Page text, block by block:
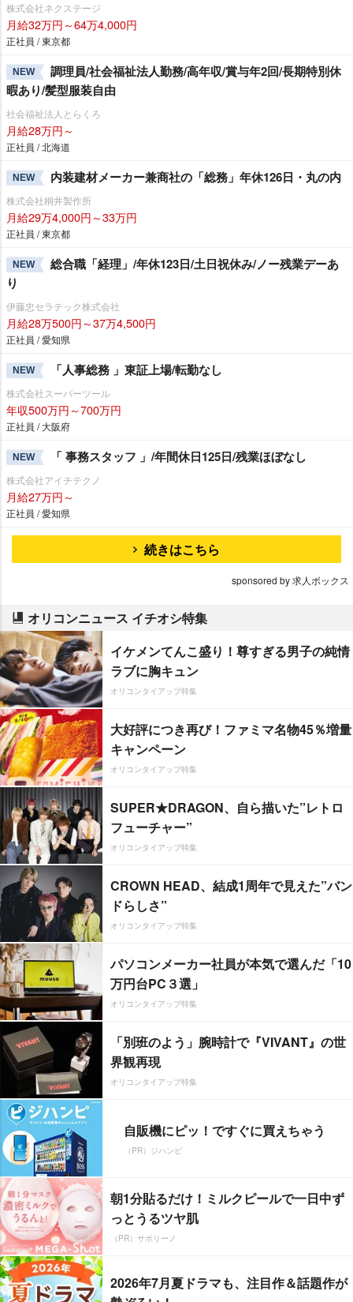
株式会社ネクステージ
月給32万円～64万4,000円
正社員 / 東京都
NEW
調理員/社会福祉法人勤務/高年収/賞与年2回/長期特別休
暇あり/髪型服装自由
社会福祉法人とらくろ
月給28万円～
正社員 / 北海道
NEW 内装建材メーカー兼商社の「総務」年休126日・丸の内
株式会社桐井製作所
月給29万4,000円～33万円
正社員 / 東京都
NEW
総合職「経理」/年休123日/土日祝休み/ノー残業デーあ
り
伊藤忠セラテック株式会社
月給28万500円～37万4,500円
正社員 / 愛知県
NEW 「人事総務 」東証上場/転勤なし
株式会社スーパーツール
年収500万円～700万円
正社員 / 大阪府
NEW 「 事務スタッフ 」/年間休日125日/残業ほぼなし
株式会社アイチテクノ
月給27万円～
正社員 / 愛知県
続きはこちら
sponsored by 求人ボックス
オリコンニュース イチオシ特集
イケメンてんこ盛り！尊すぎる男子の純情
ラブに胸キュン
オリコンタイアップ特集
大好評につき再び！ファミマ名物45％増量
キャンペーン
オリコンタイアップ特集
SUPER★DRAGON、自ら描いた”レトロ
フューチャー”
オリコンタイアップ特集
CROWN HEAD、結成1周年で見えた”バン
ドらしさ”
オリコンタイアップ特集
パソコンメーカー社員が本気で選んだ「10
万円台PC３選」
オリコンタイアップ特集
「別班のよう」腕時計で『VIVANT』の世
界観再現
オリコンタイアップ特集
自販機にピッ！ですぐに買えちゃう
（PR）ジハンピ
朝1分貼るだけ！ミルクピールで一日中ず
っとうるツヤ肌
（PR）サボリーノ
2026年7月夏ドラマも、注目作＆話題作が